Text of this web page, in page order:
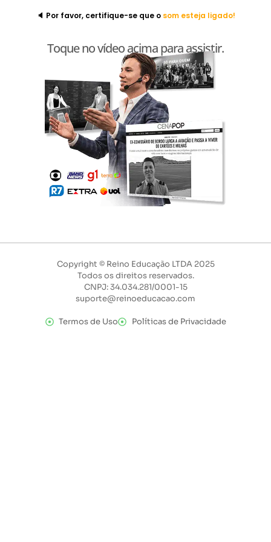
🔈 Por favor, certifique-se que o som esteja ligado!
Toque no vídeo acima para assistir.
Copyright © Reino Educação LTDA 2025
Todos os direitos reservados.
CNPJ: 34.034.281/0001-15
suporte@reinoeducacao.com
Termos de Uso Políticas de Privacidade